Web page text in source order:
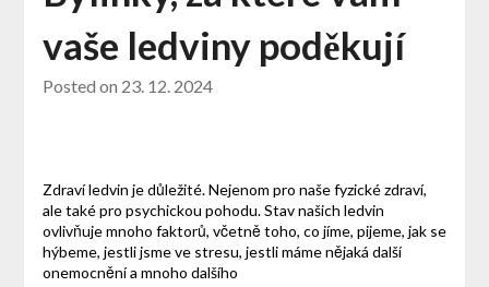
vaše ledviny poděkují
Posted on 23. 12. 2024
Zdraví ledvin je důležité. Nejenom pro naše fyzické zdraví,
ale také pro psychickou pohodu. Stav našich ledvin
ovlivňuje mnoho faktorů, včetně toho, co jíme, pijeme, jak se
hýbeme, jestli jsme ve stresu, jestli máme nějaká další
onemocnění a mnoho dalšího